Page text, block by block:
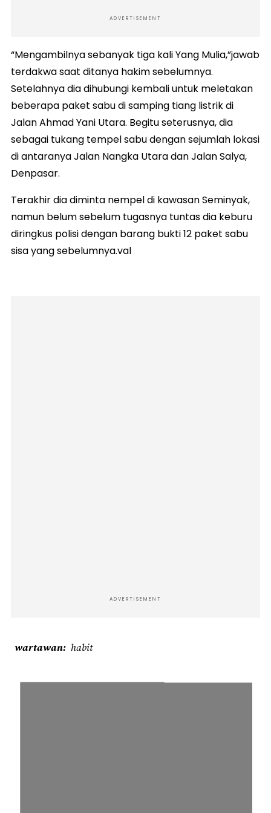
ADVERTISEMENT
“Mengambilnya sebanyak tiga kali Yang Mulia,”jawab
terdakwa saat ditanya hakim sebelumnya.
Setelahnya dia dihubungi kembali untuk meletakan
beberapa paket sabu di samping tiang listrik di
Jalan Ahmad Yani Utara. Begitu seterusnya, dia
sebagai tukang tempel sabu dengan sejumlah lokasi
di antaranya Jalan Nangka Utara dan Jalan Salya,
Denpasar.
Terakhir dia diminta nempel di kawasan Seminyak,
namun belum sebelum tugasnya tuntas dia keburu
diringkus polisi dengan barang bukti 12 paket sabu
sisa yang sebelumnya.val
ADVERTISEMENT
wartawan habit